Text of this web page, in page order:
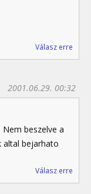
Válasz erre
2001.06.29. 00:32
beszelve a
altal bejarhato
Válasz erre